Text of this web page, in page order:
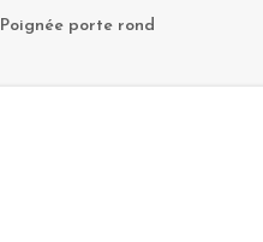
Poignée porte rond